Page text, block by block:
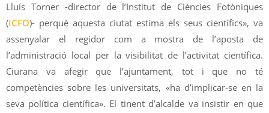
Lluís Torner -director de l’Institut de Ciències Fotòniques
(ICFO)- perquè aquesta ciutat estima els seus científics», va
assenyalar el regidor com a mostra de l’aposta de
l’administració local per la visibilitat de l’activitat científica.
Ciurana va afegir que l’ajuntament, tot i que no té
competències sobre les universitats, «ha d’implicar-se en la
seva política científica». El tinent d’alcalde va insistir en que